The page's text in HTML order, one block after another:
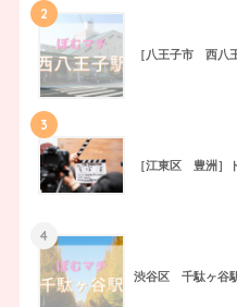
2
［八王子市 西八
3
［江東区 豊洲］
4
渋谷区 千駄ヶ谷